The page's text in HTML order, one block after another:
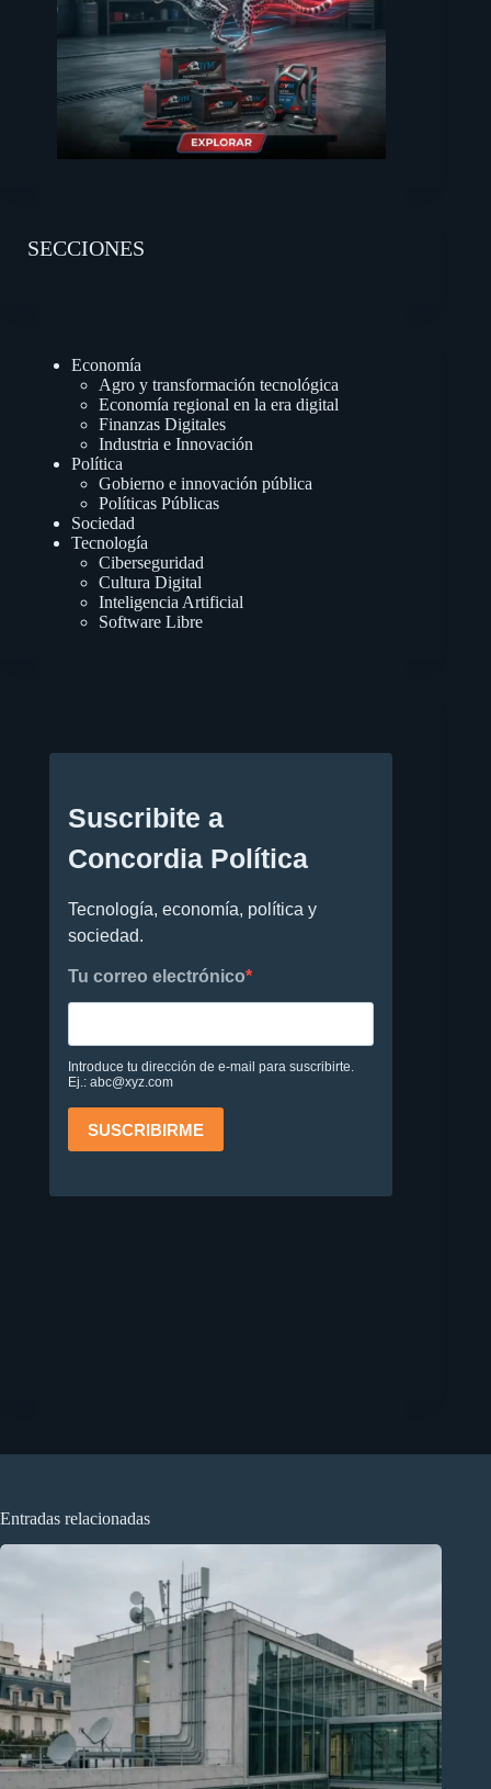
SECCIONES
Economía
Agro y transformación tecnológica
Economía regional en la era digital
Finanzas Digitales
Industria e Innovación
Política
Gobierno e innovación pública
Políticas Públicas
Sociedad
Tecnología
Ciberseguridad
Cultura Digital
Inteligencia Artificial
Software Libre
Entradas relacionadas